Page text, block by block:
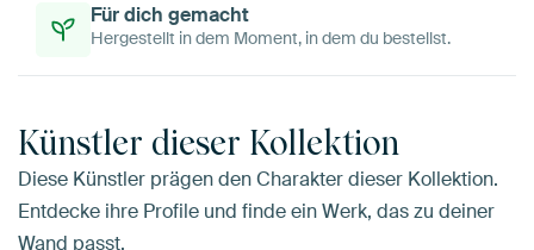
Für dich gemacht
Hergestellt in dem Moment, in dem du bestellst.
Künstler dieser Kollektion
Diese Künstler prägen den Charakter dieser Kollektion.
Entdecke ihre Profile und finde ein Werk, das zu deiner
Wand passt.